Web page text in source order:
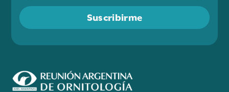
Suscribirme